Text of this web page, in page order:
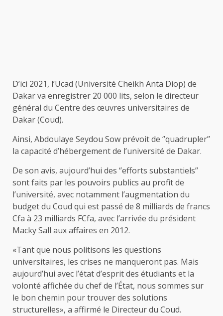
D’ici 2021, l’Ucad (Université Cheikh Anta Diop) de
Dakar va enregistrer 20 000 lits, selon le directeur
général du Centre des œuvres universitaires de
Dakar (Coud).
Ainsi, Abdoulaye Seydou Sow prévoit de ‘’quadrupler’’
la capacité d’hébergement de l’université de Dakar.
De son avis, aujourd’hui des ‘’efforts substantiels’’
sont faits par les pouvoirs publics au profit de
l’université, avec notamment l’augmentation du
budget du Coud qui est passé de 8 milliards de francs
Cfa à 23 milliards FCfa, avec l’arrivée du président
Macky Sall aux affaires en 2012.
«Tant que nous politisons les questions
universitaires, les crises ne manqueront pas. Mais
aujourd’hui avec l’état d’esprit des étudiants et la
volonté affichée du chef de l’État, nous sommes sur
le bon chemin pour trouver des solutions
structurelles», a affirmé le Directeur du Coud.